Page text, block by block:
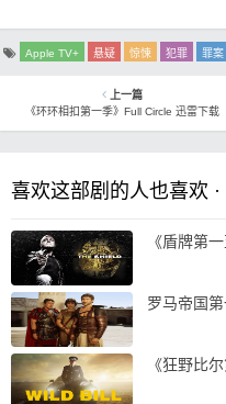
Apple TV+ 悬疑 惊悚 犯罪 罪案
上一篇
《环环相扣第一季》Full Circle 迅雷下载
喜欢这部剧的人也喜欢 · ·
《盾牌第
罗马帝国
《狂野比